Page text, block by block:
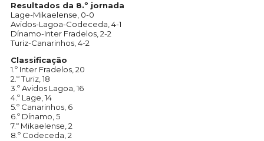
Resultados da 8.º jornada
Lage-Mikaelense, 0-0
Avidos-Lagoa-Codeceda, 4-1
Dínamo-Inter Fradelos, 2-2
Turiz-Canarinhos, 4-2
Classificação
1.º Inter Fradelos, 20
2.º Turiz, 18
3.º Avidos Lagoa, 16
4.º Lage, 14
5.º Canarinhos, 6
6.º Dínamo, 5
7.º Mikaelense, 2
8.º Codeceda, 2